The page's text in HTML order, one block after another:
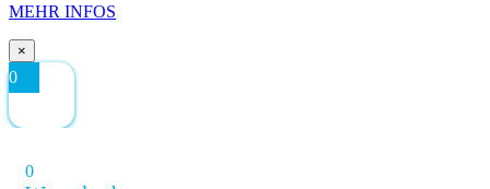
MEHR INFOS
×
0
0